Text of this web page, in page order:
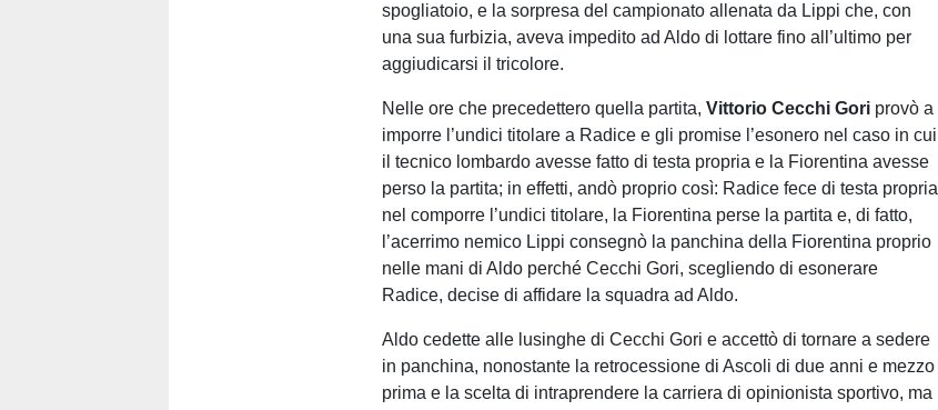
spogliatoio, e la sorpresa del campionato allenata da Lippi che, con
una sua furbizia, aveva impedito ad Aldo di lottare fino all’ultimo per
aggiudicarsi il tricolore.
Nelle ore che precedettero quella partita,Vittorio Cecchi Gori provò a
imporre l’undici titolare a Radice e gli promise l’esonero nel caso in cui
il tecnico lombardo avesse fatto di testa propria e la Fiorentina avesse
perso la partita; in effetti, andò proprio così: Radice fece di testa propria
nel comporre l’undici titolare, la Fiorentina perse la partita e, di fatto,
l’acerrimo nemico Lippi consegnò la panchina della Fiorentina proprio
nelle mani di Aldo perché Cecchi Gori, scegliendo di esonerare
Radice, decise di affidare la squadra ad Aldo.
Aldo cedette alle lusinghe di Cecchi Gori e accettò di tornare a sedere
in panchina, nonostante la retrocessione di Ascoli di due anni e mezzo
prima e la scelta di intraprendere la carriera di opinionista sportivo, ma